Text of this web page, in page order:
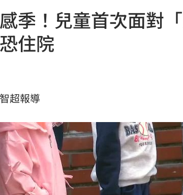
下挫 台指期失守44000點 21:42
照遭出征！老病患不忍了
喪喬治亞 死因曝光 21:26
彩樺突爆：最後一次了 21:21
漏洞！逾20設備藏後門 21:18
季！兒童首次面對
住院
超報導